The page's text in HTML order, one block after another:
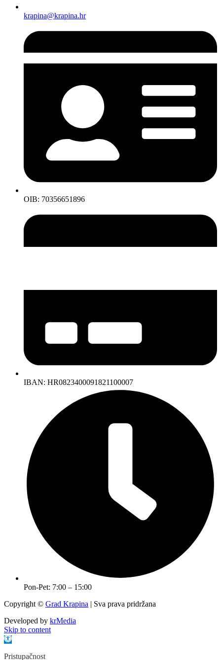
krapina@krapina.hr
OIB: 70356651896
IBAN: HR0823400091821100007
Pon-Pet: 7:00 – 15:00
Copyright © Grad Krapina | Sva prava pridržana
Developed by krMedia
Skip to content
Open toolbar
Pristupačnost